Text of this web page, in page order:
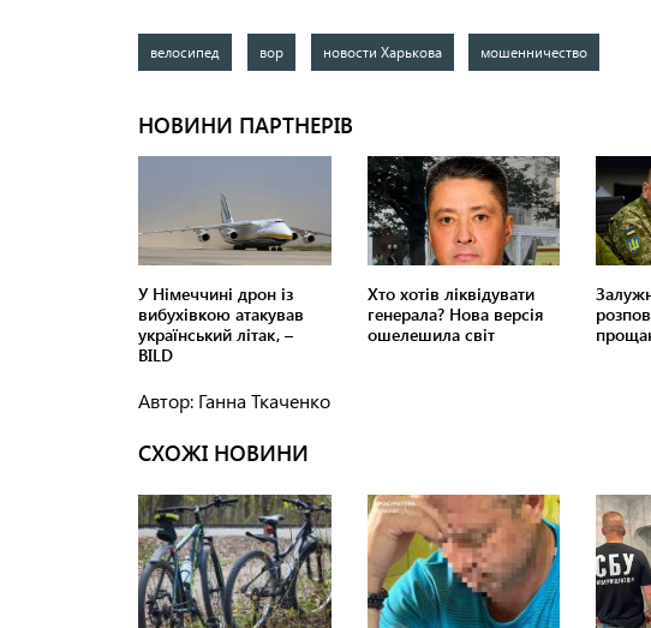
велосипед вор новости Харькова мошенничество
Автор: Ганна Ткаченко
СХОЖІ НОВИНИ